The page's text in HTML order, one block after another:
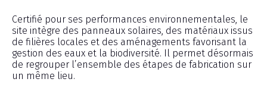
Certifié pour ses performances environnementales, le
site intègre des panneaux solaires, des matériaux issus
de filières locales et des aménagements favorisant la
gestion des eaux et la biodiversité. Il permet désormais
de regrouper l’ensemble des étapes de fabrication sur
un même lieu.